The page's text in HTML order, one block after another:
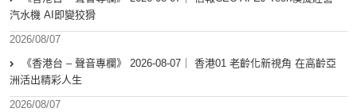
汽水機 AI即變狡猾
2026/08/07
《香港台 – 聲音專欄》 2026-08-07｜ 香港01 老齡化新視角 在高齡亞
洲活出精彩人生
2026/08/07